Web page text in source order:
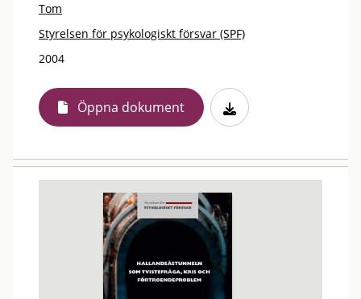
Tom
Styrelsen för psykologiskt försvar (SPF)
2004
Öppna dokument